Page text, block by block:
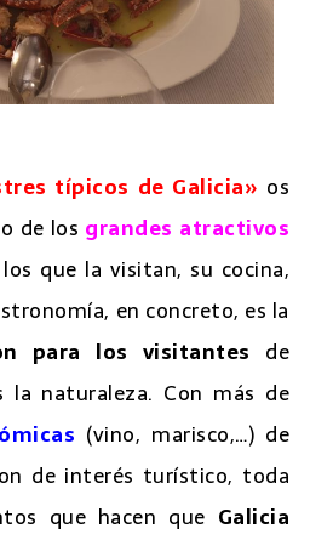
típicos de Galicia» os
de los grandes atractivos
que la visitan, su cocina,
en concreto, es la
para los visitantes de
la naturaleza. Con más de
(vino, marisco,…) de
de interés turístico, toda
que hacen que Galicia